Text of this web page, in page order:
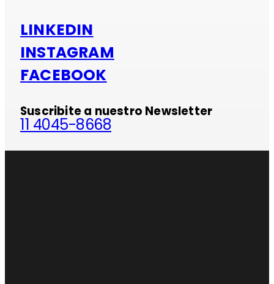
LINKEDIN
INSTAGRAM
FACEBOOK
Suscribite a nuestro Newsletter
11 4045-8668